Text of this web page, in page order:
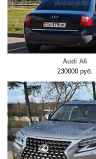
Audi A6
230000 руб.